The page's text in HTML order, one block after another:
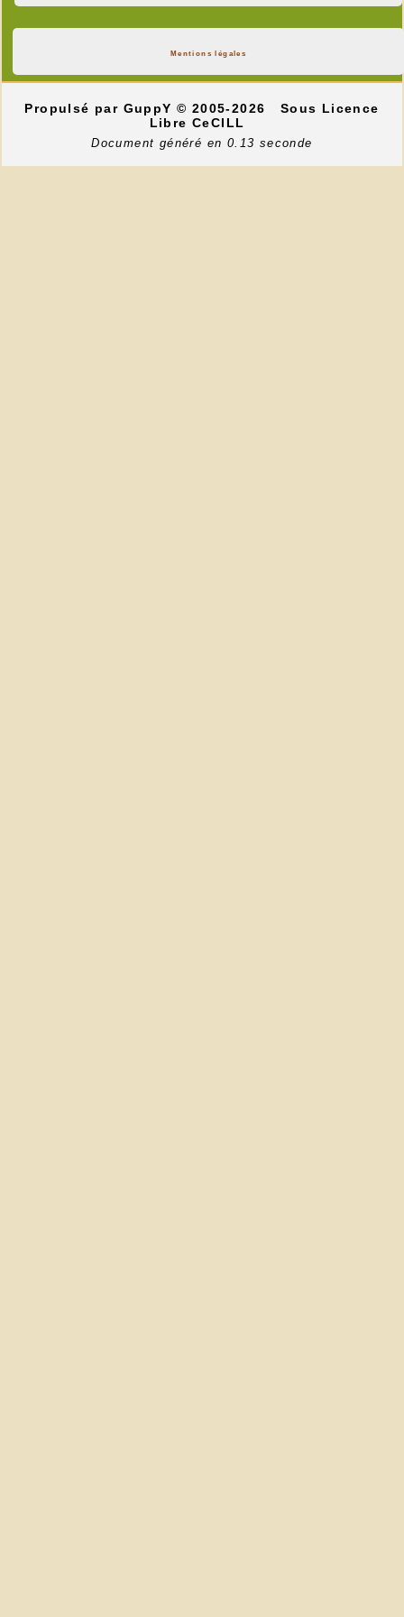
Mentions légales
Propulsé par GuppY© 2005-2026
Sous Licence
Libre CeCILL
Document généré en 0.13 seconde